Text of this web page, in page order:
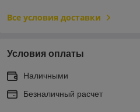
Все условия доставки
Условия оплаты
Наличными
Безналичный расчет